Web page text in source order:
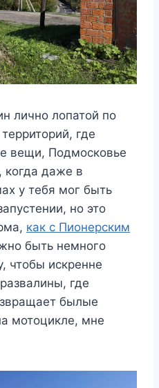
лично лопатой по
где
вещи, Подмосковье
даже в
у тебя мог быть
но это
как с Пионерским
быть немного
чтобы искренне
где
былые
мотоцикле, мне